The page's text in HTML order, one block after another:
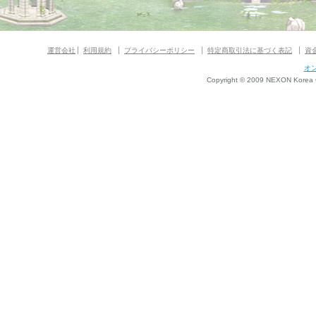
運営会社 利用規約 プライバシーポリシー 特定商取引法に基づく表記 資
オ
Copyright © 2009 NEXON Korea